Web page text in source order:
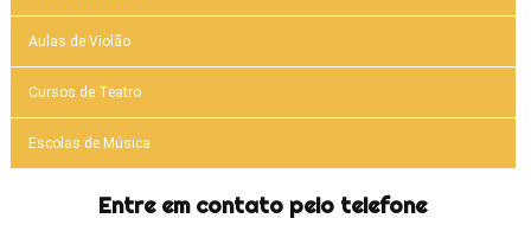
Aulas de Violão
Cursos de Teatro
Escolas de Música
Entre em contato pelo telefone